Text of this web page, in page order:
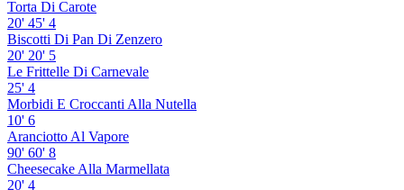
Torta Di Carote
20' 45' 4
Biscotti Di Pan Di Zenzero
20' 20' 5
Le Frittelle Di Carnevale
25' 4
Morbidi E Croccanti Alla Nutella
10' 6
Aranciotto Al Vapore
90' 60' 8
Cheesecake Alla Marmellata
20' 4